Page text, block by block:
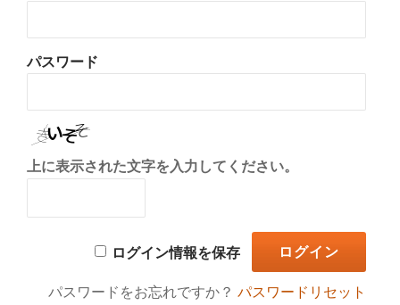
パスワード
上に表示された文字を入力してください。
ログイン情報を保存
パスワードをお忘れですか？パスワードリセット